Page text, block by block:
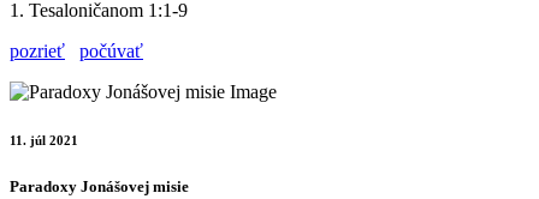
1. Tesaloničanom 1:1-9
pozrieť
počúvať
11. júl 2021
Paradoxy Jonášovej misie